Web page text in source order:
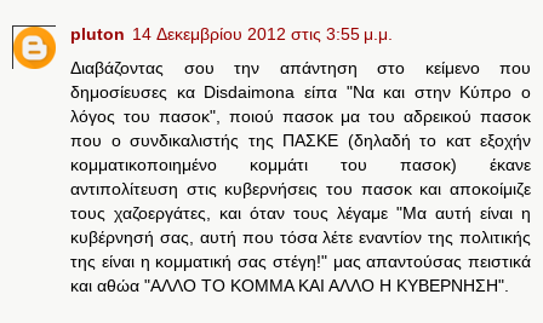
pluton 14 Δεκεμβρίου 2012 στις 3:55 μ.μ.
Διαβάζοντας σου την απάντηση στο κείμενο που
δημοσίευσες κα Disdaimona είπα "Να και στην Κύπρο ο
λόγος του πασοκ", ποιού πασοκ μα του αδρεικού πασοκ
που ο συνδικαλιστής της ΠΑΣΚΕ (δηλαδή το κατ εξοχήν
κομματικοποιημένο κομμάτι του πασοκ) έκανε
αντιπολίτευση στις κυβερνήσεις του πασοκ και αποκοίμιζε
τους χαζοεργάτες, και όταν τους λέγαμε "Μα αυτή είναι η
κυβέρνησή σας, αυτή που τόσα λέτε εναντίον της πολιτικής
της είναι η κομματική σας στέγη!" μας απαντούσας πειστικά
και αθώα "ΑΛΛΟ ΤΟ ΚΟΜΜΑ ΚΑΙ ΑΛΛΟ Η ΚΥΒΕΡΝΗΣΗ".